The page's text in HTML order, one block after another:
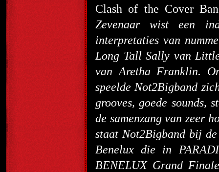
Clash of the Cover
Zevenaar wist een
interpretaties van
Long Tall Sally van
van Aretha Franklin.
speelde Not2Bigband
grooves, goede sounds,
de samenzang van zeer
staat Not2Bigband bij
Benelux die in
BENELUX Grand